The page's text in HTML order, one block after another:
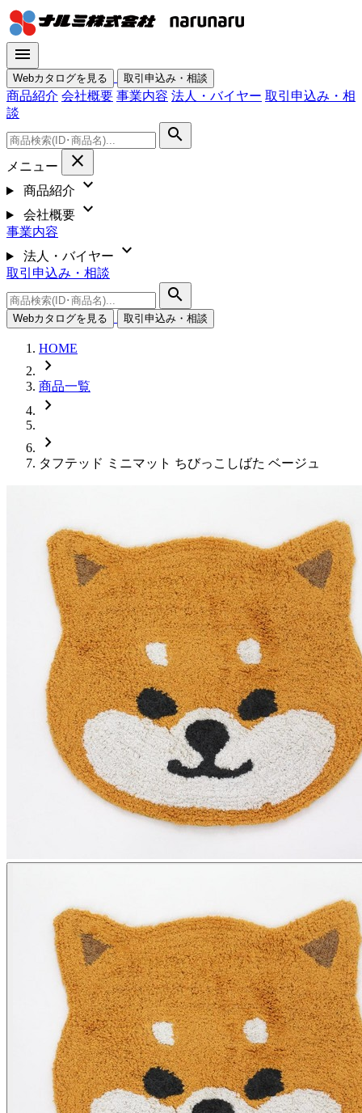
menu
Webカタログを見る 取引申込み・相談
商品紹介 会社概要 事業内容 法人・バイヤー 取引申込み・相
談
search
メニュー close
商品紹介 expand_more
会社概要 expand_more
事業内容
法人・バイヤー
expand_more
取引申込み・相談
search
Webカタログを見る 取引申込み・相談
HOME
chevron_right
商品一覧
chevron_right
chevron_right
タフテッド ミニマット ちびっこしばた ベージュ